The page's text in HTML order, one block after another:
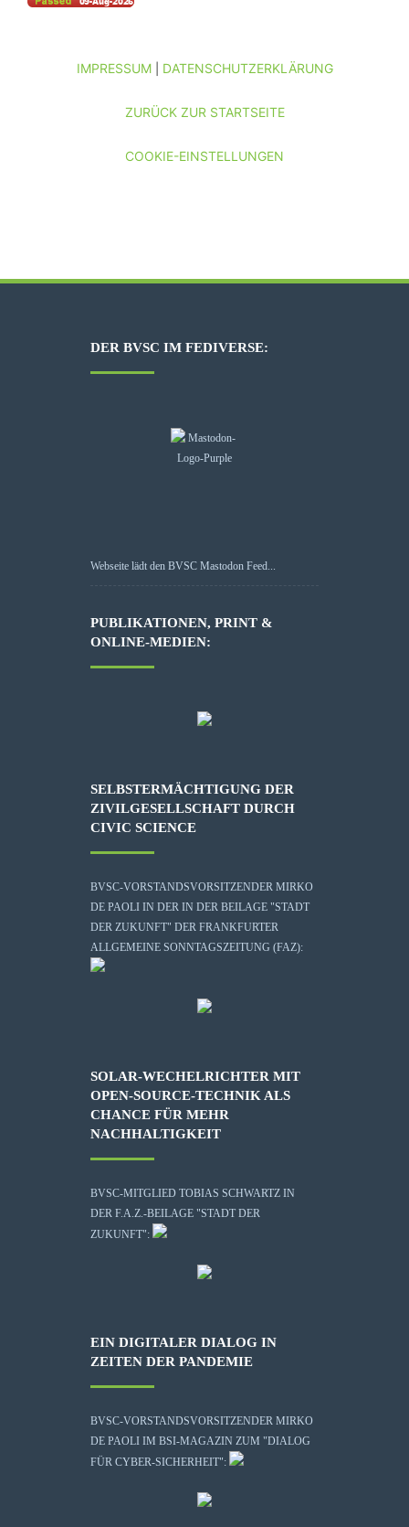
IMPRESSUM| DATENSCHUTZERKLÄRUNG
ZURÜCK ZUR STARTSEITE
COOKIE-EINSTELLUNGEN
DER BVSC IM FEDIVERSE:
Webseite lädt den BVSC Mastodon Feed...
PUBLIKATIONEN, PRINT &
ONLINE-MEDIEN:
SELBSTERMÄCHTIGUNG DER
ZIVILGESELLSCHAFT DURCH
CIVIC SCIENCE
BVSC-VORSTANDSVORSITZENDER MIRKO
DE PAOLI IN DER IN DER BEILAGE "STADT
DER ZUKUNFT" DER FRANKFURTER
ALLGEMEINE SONNTAGSZEITUNG (FAZ):
SOLAR-WECHELRICHTER MIT
OPEN-SOURCE-TECHNIK ALS
CHANCE FÜR MEHR
NACHHALTIGKEIT
BVSC-MITGLIED TOBIAS SCHWARTZ IN
DER F.A.Z.-BEILAGE "STADT DER
ZUKUNFT":
EIN DIGITALER DIALOG IN
ZEITEN DER PANDEMIE
BVSC-VORSTANDSVORSITZENDER MIRKO
DE PAOLI IM BSI-MAGAZIN ZUM "DIALOG
FÜR CYBER-SICHERHEIT":